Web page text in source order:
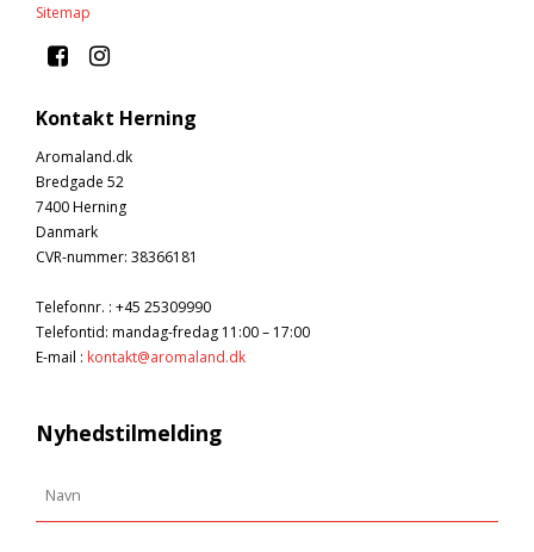
Sitemap
Kontakt Herning
Aromaland.dk
Bredgade 52
7400 Herning
Danmark
CVR-nummer: 38366181
Telefonnr. : +45 25309990
Telefontid: mandag-fredag 11:00 – 17:00
E-mail : kontakt@aromaland.dk
Nyhedstilmelding